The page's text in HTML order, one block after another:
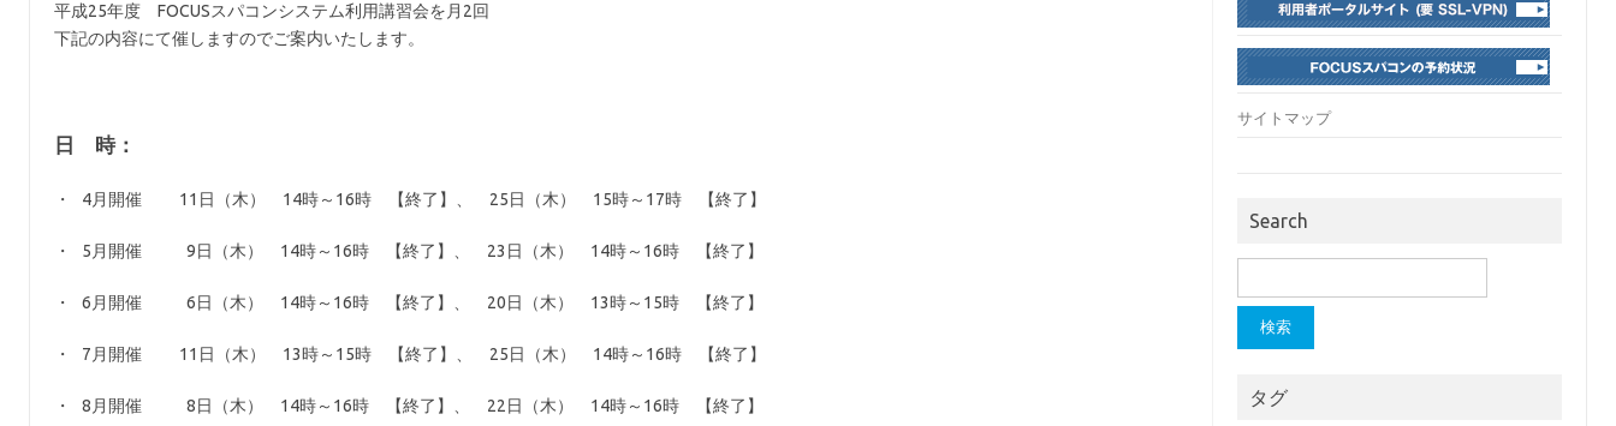
平成25年度 FOCUSスパコンシステム利用講習会を月2回
下記の内容にて催しますのでご案内いたします。
日 時：
・ 4月開催 11日（木） 14時～16時 【終了】、 25日（木） 15時～17時 【終了】
・ 5月開催 9日（木） 14時～16時 【終了】、 23日（木） 14時～16時 【終了】
・ 6月開催 6日（木） 14時～16時 【終了】、 20日（木） 13時～15時 【終了】
・ 7月開催 11日（木） 13時～15時 【終了】、 25日（木） 14時～16時 【終了】
・ 8月開催 8日（木） 14時～16時 【終了】、 22日（木） 14時～16時 【終了】
サイトマップ
Search
索:
タグ